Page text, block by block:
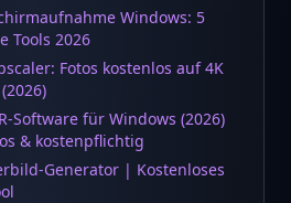
Windows: 5
Tools 2026
Fotos kostenlos auf 4K
Software für Windows (2026)
& kostenpflichtig
Generator | Kostenloses